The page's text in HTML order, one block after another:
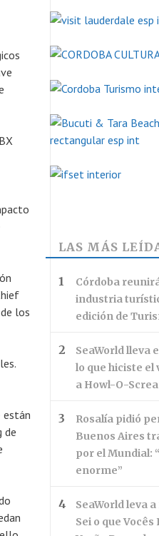
los
están
de
LAS MÁS
Córdoba
industria
edición de
SeaWorld lleva
lo que hiciste el
a Howl-O-
Rosalía pidió
Buenos Aires
por el Mundial:
enorme”
SeaWorld leva
Sei o que